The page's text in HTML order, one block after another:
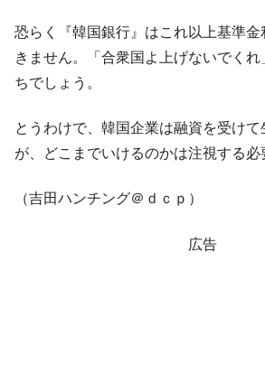
Fact1 平成仮面ライダーの意外すぎ
Fact1
発表から2日で大崩壊、鳴かず
なスーパーリーグとは？
だった選手とは？
Fact1
甲子園通算本塁打、最多の清原
Fact1 セレクトセールの高額取引馬
恐らく『韓国銀行』はこれ以上基準
きません。「合衆国よ上げないでく
ちでしょう。
とうわけで、韓国企業は融資を受け
が、どこまでいけるのかは注視する必
（吉田ハンチング＠ｄｃｐ）
広告